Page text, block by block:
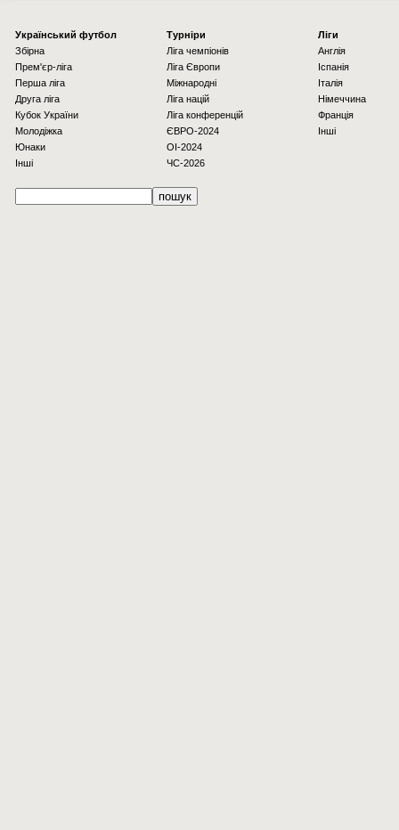
Українcький футбол
Збірна
Прем'єр-ліга
Перша ліга
Друга ліга
Кубок України
Молодіжка
Юнаки
Інші
Турніри
Ліга чемпіонів
Ліга Європи
Міжнародні
Ліга націй
Ліга конференцій
ЄВРО-2024
OI-2024
ЧС-2026
Ліги
Англія
Іспанія
Італія
Німеччина
Франція
Інші